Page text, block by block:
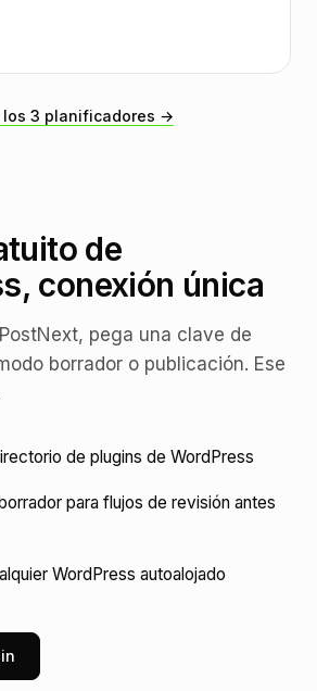
los 3 planificadores →
de
conexión única
pega una clave de
borrador o publicación. Ese
de plugins de WordPress
para flujos de revisión antes
WordPress autoalojado